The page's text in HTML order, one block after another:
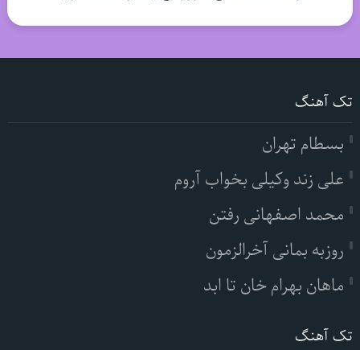
تک آهنگ
بسطام تهران
علی زند وکیلی بخواب آروم
محمد اصفهانی رفتن
روزبه بمانی آخرالزمون
ماهان بهرام خان تا ابد
تک آهنگ